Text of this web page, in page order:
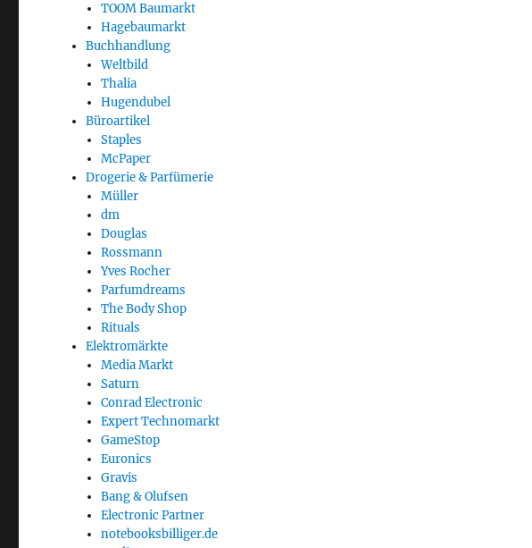
TOOM Baumarkt
Hagebaumarkt
Buchhandlung
Weltbild
Thalia
Hugendubel
Büroartikel
Staples
McPaper
Drogerie & Parfümerie
Müller
dm
Douglas
Rossmann
Yves Rocher
Parfumdreams
The Body Shop
Rituals
Elektromärkte
Media Markt
Saturn
Conrad Electronic
Expert Technomarkt
GameStop
Euronics
Gravis
Bang & Olufsen
Electronic Partner
notebooksbilliger.de